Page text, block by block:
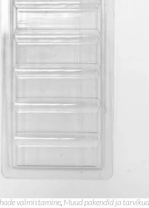
valmistamine Muud pakendid ja tarvikud